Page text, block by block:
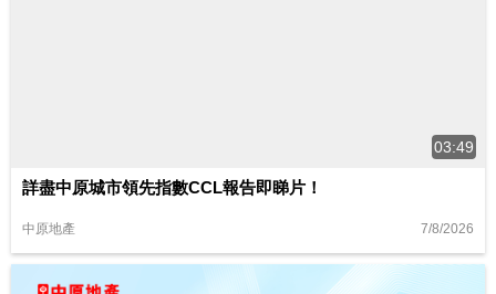
03:49
詳盡中原城市領先指數CCL報告即睇片！
中原地產 7/8/2026